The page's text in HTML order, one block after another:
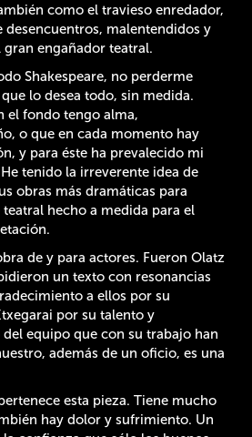
como el travieso enredador,
desencuentros, malentendidos y
engañador teatral.
Shakespeare, no perderme
lo desea todo, sin medida.
el fondo tengo alma,
o que en cada momento hay
y para éste ha prevalecido mi
tenido la irreverente idea de
obras más dramáticas para
hecho a medida para el
de y para actores. Fueron Olatz
un texto con resonancias
a ellos por su
por su talento y
equipo que con su trabajo han
además de un oficio, es una
esta pieza. Tiene mucho
hay dolor y sufrimiento. Un